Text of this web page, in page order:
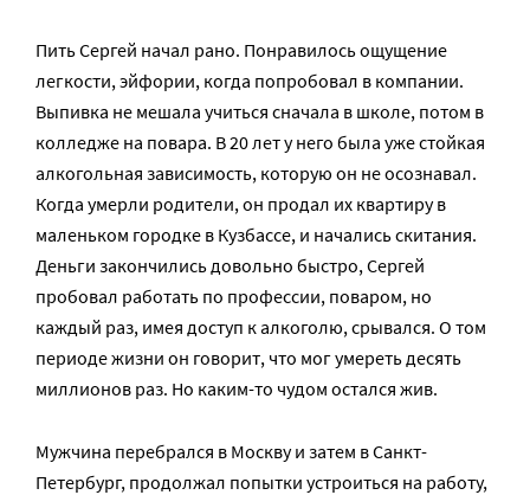
Пить Сергей начал рано. Понравилось ощущение
легкости, эйфории, когда попробовал в компании.
Выпивка не мешала учиться сначала в школе, потом в
колледже на повара. В 20 лет у него была уже стойкая
алкогольная зависимость, которую он не осознавал.
Когда умерли родители, он продал их квартиру в
маленьком городке в Кузбассе, и начались скитания.
Деньги закончились довольно быстро, Сергей
пробовал работать по профессии, поваром, но
каждый раз, имея доступ к алкоголю, срывался. О том
периоде жизни он говорит, что мог умереть десять
миллионов раз. Но каким-то чудом остался жив.
Мужчина перебрался в Москву и затем в Санкт-
Петербург, продолжал попытки устроиться на работу,